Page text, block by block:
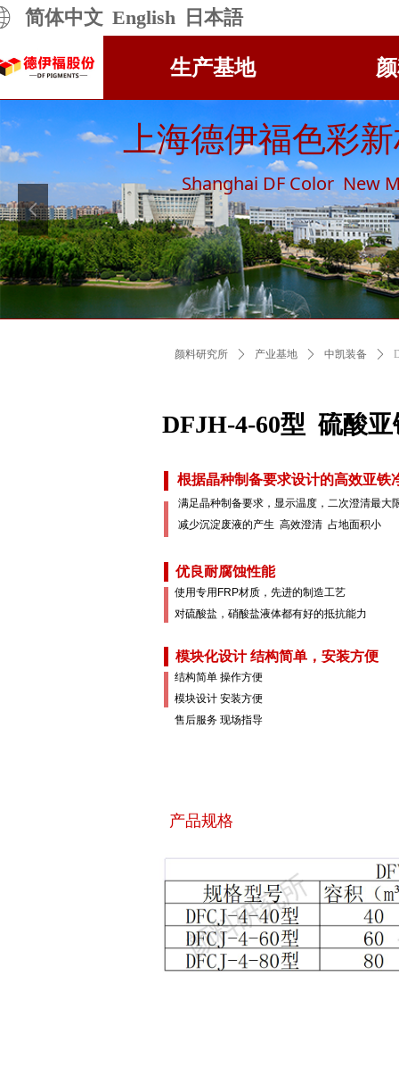
生产基地
上海德伊福色彩
Shanghai DF Color New
넳
简体中文 English 日本語
颜料研究所 ꄲ 产业基地 ꄲ 中凯装备 ꄲ
满足晶种制备要求，显示温度，二次澄清最大
减少沉淀废液的产生 高效澄清 占地面积小
DFJH-4-60型 硫酸
根据晶种制备要求设计的高效亚铁
使用专用FRP材质，先进的制造工艺
对硫酸盐，硝酸盐液体都有好的抵抗能力
优良耐腐蚀性能
结构简单 操作方便
模块设计 安装方便
售后服务 现场指导
模块化设计 结构简单，安装方便
产品规格